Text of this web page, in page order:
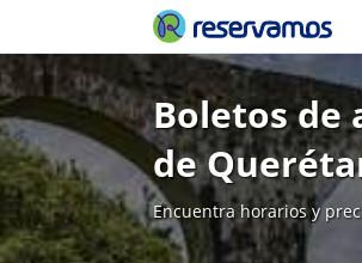
Boletos de
de
Encuentra horarios y